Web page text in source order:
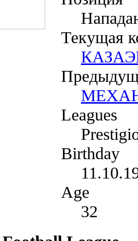
Текущая
Leagues
Birthday
Age
32